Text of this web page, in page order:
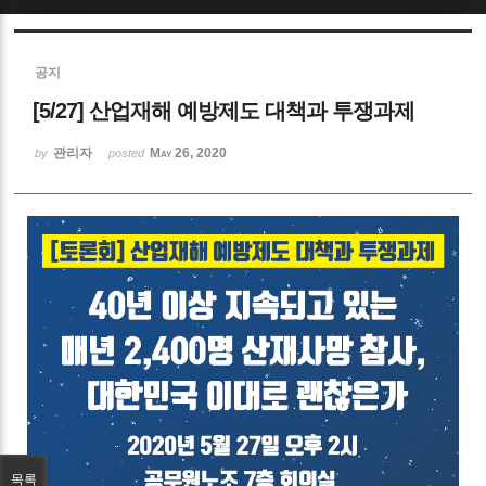
공지
[5/27] 산업재해 예방제도 대책과 투쟁과제
by 관리자 posted May 26, 2020
목록
Sketchbook5, 스케치북5
Sketchbook5, 스케치북5